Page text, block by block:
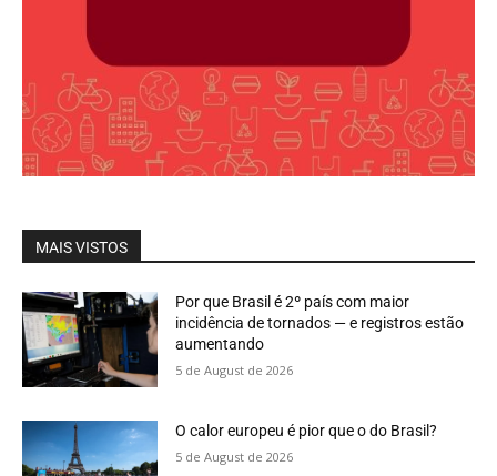
MAIS VISTOS
Por que Brasil é 2º país com maior
incidência de tornados — e registros estão
aumentando
5 de August de 2026
O calor europeu é pior que o do Brasil?
5 de August de 2026